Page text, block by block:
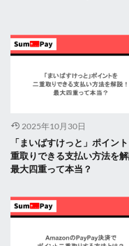
2025年10月30日
「まいばすけっと」ポイン
重取りできる支払い方法を解
最大四重って本当？